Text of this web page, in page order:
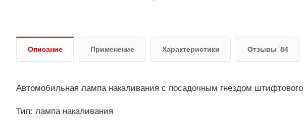
Описание Применение Характеристики Отзывы 84
Автомобильная лампа накаливания с посадочным гнездом
Тип: лампа накаливания